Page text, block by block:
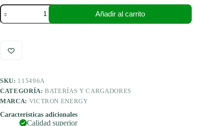
Victron
Energy
Blue
IP65
Cargador
24/8(1)
CEE
7/16
R
Añadir al carrito
SKU: 115496A
CATEGORÍA:BATERÍAS Y CARGADORES
MARCA: VICTRON ENERGY
Características adicionales
Calidad superior